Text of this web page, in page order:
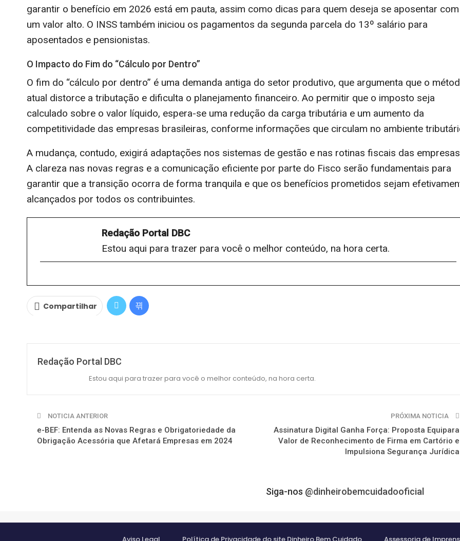
garantir o benefício em 2026 está em pauta, assim como dicas para quem deseja se aposentar com
um valor alto. O INSS também iniciou os pagamentos da segunda parcela do 13º salário para
aposentados e pensionistas.
O Impacto do Fim do “Cálculo por Dentro”
O fim do “cálculo por dentro” é uma demanda antiga do setor produtivo, que argumenta que o
atual distorce a tributação e dificulta o planejamento financeiro. Ao permitir que o imposto seja
calculado sobre o valor líquido, espera-se uma redução da carga tributária e um aumento da
competitividade das empresas brasileiras, conforme informações que circulam no ambiente
A mudança, contudo, exigirá adaptações nos sistemas de gestão e nas rotinas fiscais das
A clareza nas novas regras e a comunicação eficiente por parte do Fisco serão fundamentais para
garantir que a transição ocorra de forma tranquila e que os benefícios prometidos sejam
alcançados por todos os contribuintes.
Redação Portal DBC
Estou aqui para trazer para você o melhor conteúdo, na hora certa.
Compartilhar
Redação Portal DBC
Estou aqui para trazer para você o melhor conteúdo, na hora certa.
NOTICIA ANTERIOR
e-BEF: Entenda as Novas Regras e Obrigatoriedade da
Obrigação Acessória que Afetará Empresas em 2024
PRÓXIMA NOTICIA
Assinatura Digital Ganha Força: Proposta Equipara
Valor de Reconhecimento de Firma em Cartório e
Impulsiona Segurança Jurídica
Siga-nos @dinheirobemcuidadooficial